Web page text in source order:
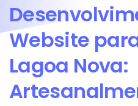
Website
Lagoa Nova: